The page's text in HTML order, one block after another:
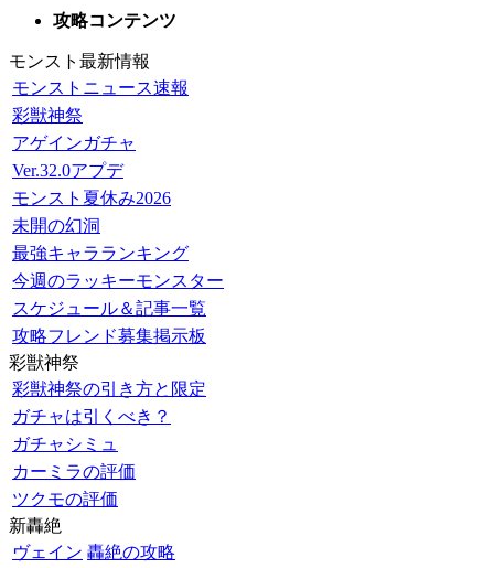
攻略コンテンツ
モンスト最新情報
モンストニュース速報
彩獣神祭
アゲインガチャ
Ver.32.0アプデ
モンスト夏休み2026
未開の幻洞
最強キャラランキング
今週のラッキーモンスター
スケジュール＆記事一覧
攻略フレンド募集掲示板
彩獣神祭
彩獣神祭の引き方と限定
ガチャは引くべき？
ガチャシミュ
カーミラの評価
ツクモの評価
新轟絶
ヴェイン 轟絶の攻略